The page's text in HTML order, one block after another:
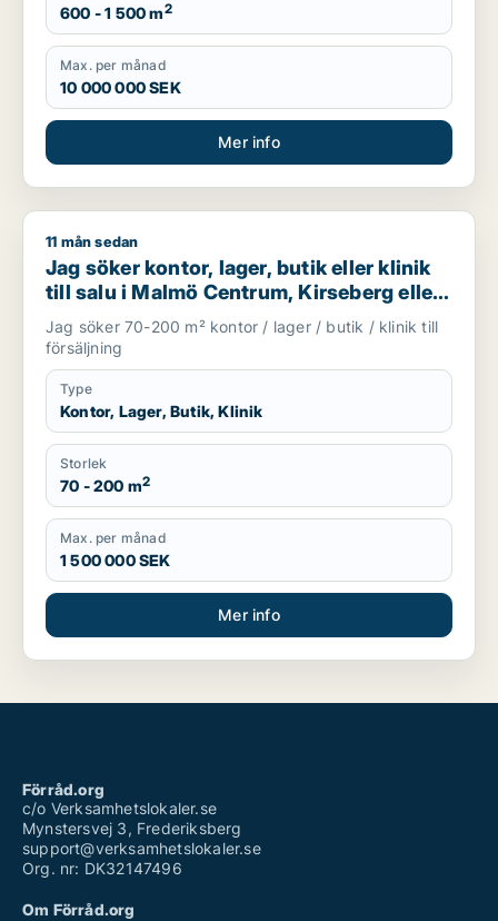
600 - 1 500 m2
Max. per månad
10 000 000 SEK
Mer info
Jag söker kontor, lager, butik eller klinik till salu i Malmö
11 mån sedan
Jag söker kontor, lager, butik eller klinik
till salu i Malmö Centrum, Kirseberg eller
Husie m.fl.
Jag söker 70-200 m² kontor / lager / butik / klinik till
försäljning
Type
Kontor, Lager, Butik, Klinik
Storlek
70 - 200 m2
Max. per månad
1 500 000 SEK
Mer info
Förråd.org
c/o Verksamhetslokaler.se
Mynstersvej 3, Frederiksberg
support@verksamhetslokaler.se
Org. nr: DK32147496
Om Förråd.org